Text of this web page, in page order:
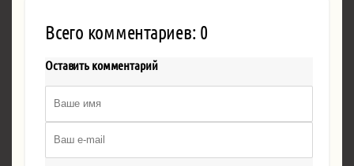
Всего комментариев: 0
Оставить комментарий